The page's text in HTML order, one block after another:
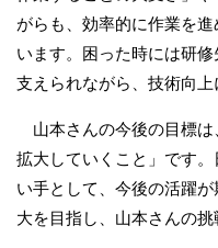
がらも、効率的に作業を
います。困った時には研
支えられながら、技術向上
山本さんの今後の目標は
拡大していくこと」です
い手として、今後の活躍
大を目指し、山本さんの挑